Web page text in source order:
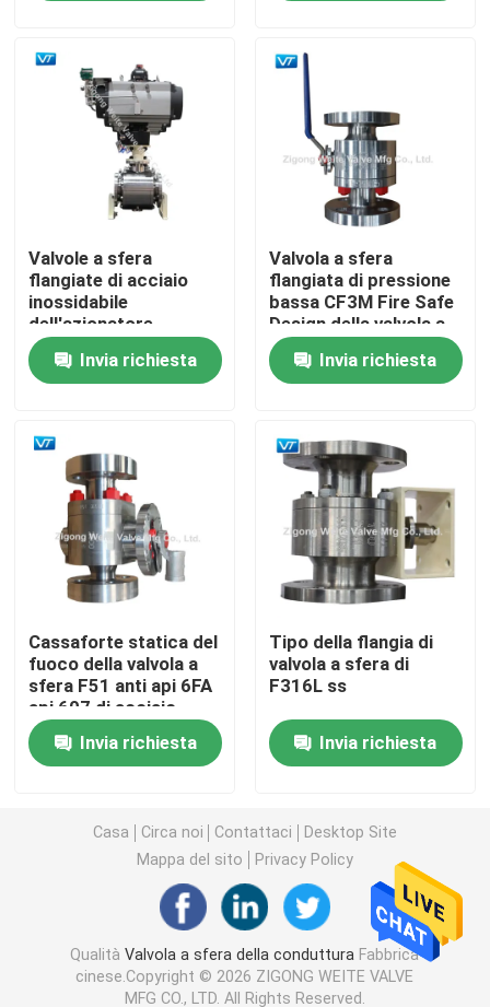
Giro della fabbrica
Controllo di qualità
Richieda una citazione
Valvola a sfera della conduttura
Valvole del metanodotto
Valvole dell'oleodotto
Valvola a sfera manovrata mediante ingranaggi
Valvola a sfera flangiata di acciaio al carbonio
Valvola a sfera flangiata di acciaio inossidabile
Valvola a sfera completamente saldata
valvola a sfera di galleggiamento
Valvola a sfera montata orecchione
Valvole a sfera
flangiate di acciaio
inossidabile
dell'azionatore
pneumatico F316 6"
150LBInvia richiesta
Valvola a sfera
flangiata di pressione
bassa CF3M Fire Safe
Design della valvola a
sfera di acciaio
inossidabile di API6D
Invia richiesta
Cassaforte statica del
fuoco della valvola a
sfera F51 anti api 6FA
api 607 di acciaio
inossidabile 2500LB
Invia richiesta
Tipo della flangia di
valvola a sfera di
F316L ss
Invia richiesta
Casa Circa noi Contattaci
Desktop Site
Mappa del sito
Privacy Policy
QualitàValvola a sfera della conduttura Fabbrica
cinese.Copyright © 2026 ZIGONG WEITE VALVE
MFG CO., LTD. All Rights Reserved.